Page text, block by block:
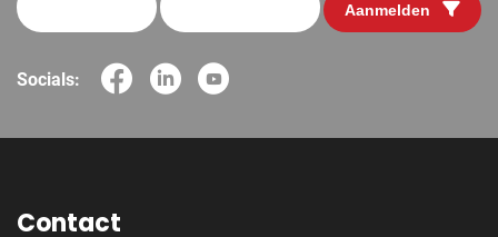
Aanmelden
Socials:
Contact